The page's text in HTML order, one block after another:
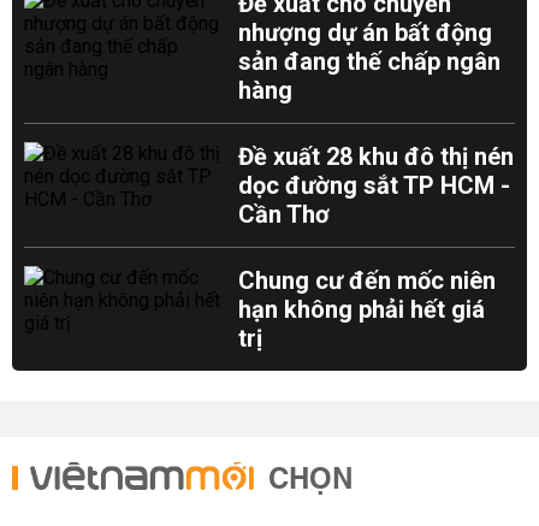
nhượng dự án bất động
sản đang thế chấp ngân
hàng
Đề xuất 28 khu đô thị nén
dọc đường sắt TP HCM -
Cần Thơ
Chung cư đến mốc niên
hạn không phải hết giá
trị
CHỌN